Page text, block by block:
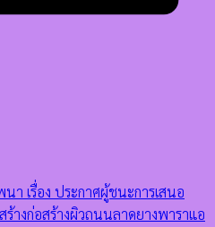
า เรื่อง ประกาศผู้ชนะการเสนอ
ร้างก่อสร้างผิวถนนลาดยางพาราแอ